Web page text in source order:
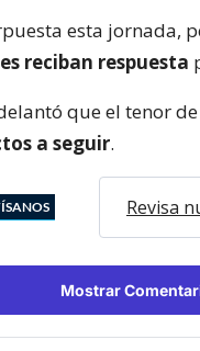
esta jornada,
reciban respuesta
que el tenor
a seguir.
Revisa
Mostrar